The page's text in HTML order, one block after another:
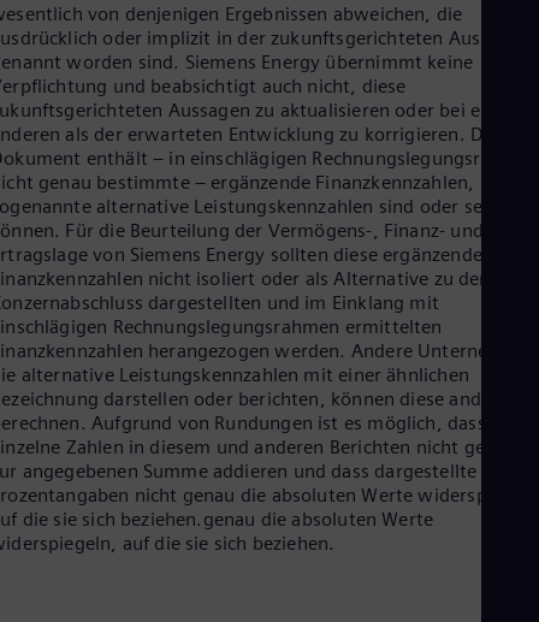
von denjenigen Ergebnissen abweichen, die
oder implizit in der zukunftsgerichteten Aussage
worden sind. Siemens Energy übernimmt keine
und beabsichtigt auch nicht, diese
Aussagen zu aktualisieren oder bei einer
als der erwarteten Entwicklung zu korrigieren. Dieses
enthält – in einschlägigen Rechnungslegungsrahmen
genau bestimmte – ergänzende Finanzkennzahlen, die
alternative Leistungskennzahlen sind oder sein
Für die Beurteilung der Vermögens-, Finanz- und
von Siemens Energy sollten diese ergänzenden
nicht isoliert oder als Alternative zu den im
dargestellten und im Einklang mit
Rechnungslegungsrahmen ermittelten
herangezogen werden. Andere
alternative Leistungskennzahlen mit einer ähnlichen
darstellen oder berichten, können diese anders
Aufgrund von Rundungen ist es möglich, dass sich
Zahlen in diesem und anderen Berichten nicht genau
angegebenen Summe addieren und dass dargestellte
nicht genau die absoluten Werte
die sie sich beziehen.genau die absoluten Werte
auf die sie sich beziehen.